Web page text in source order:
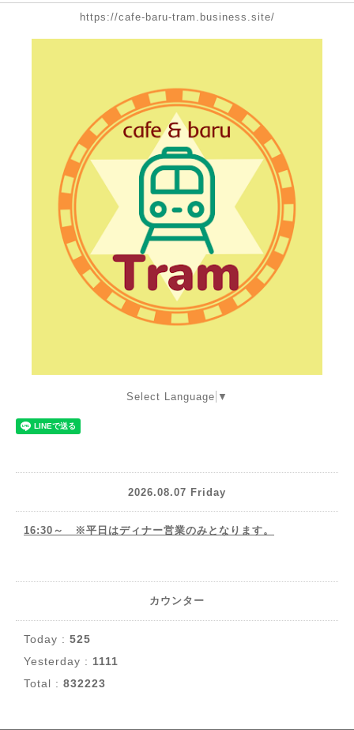
https://cafe-baru-tram.business.site/
Select Language ▼
2026.08.07 Friday
16:30～ ※平日はディナー営業のみとなります。
カウンター
Today : 525
Yesterday : 1111
Total : 832223